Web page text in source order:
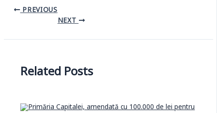
PREVIOUS
NEXT
Related Posts